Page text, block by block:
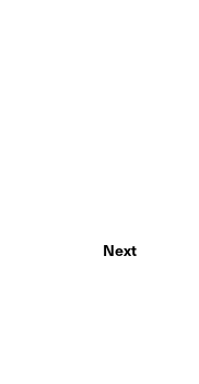
Next